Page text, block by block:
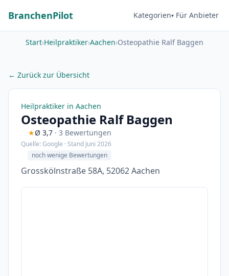
BranchenPilot Kategorien Für Anbieter
Start›Heilpraktiker›Aachen›Osteopathie Ralf Baggen
← Zurück zur Übersicht
Heilpraktiker in Aachen
Osteopathie Ralf Baggen
★Ø 3,7 · 3 Bewertungen
Quelle: Google · Stand Juni 2026
noch wenige Bewertungen
Grosskölnstraße 58A, 52062 Aachen